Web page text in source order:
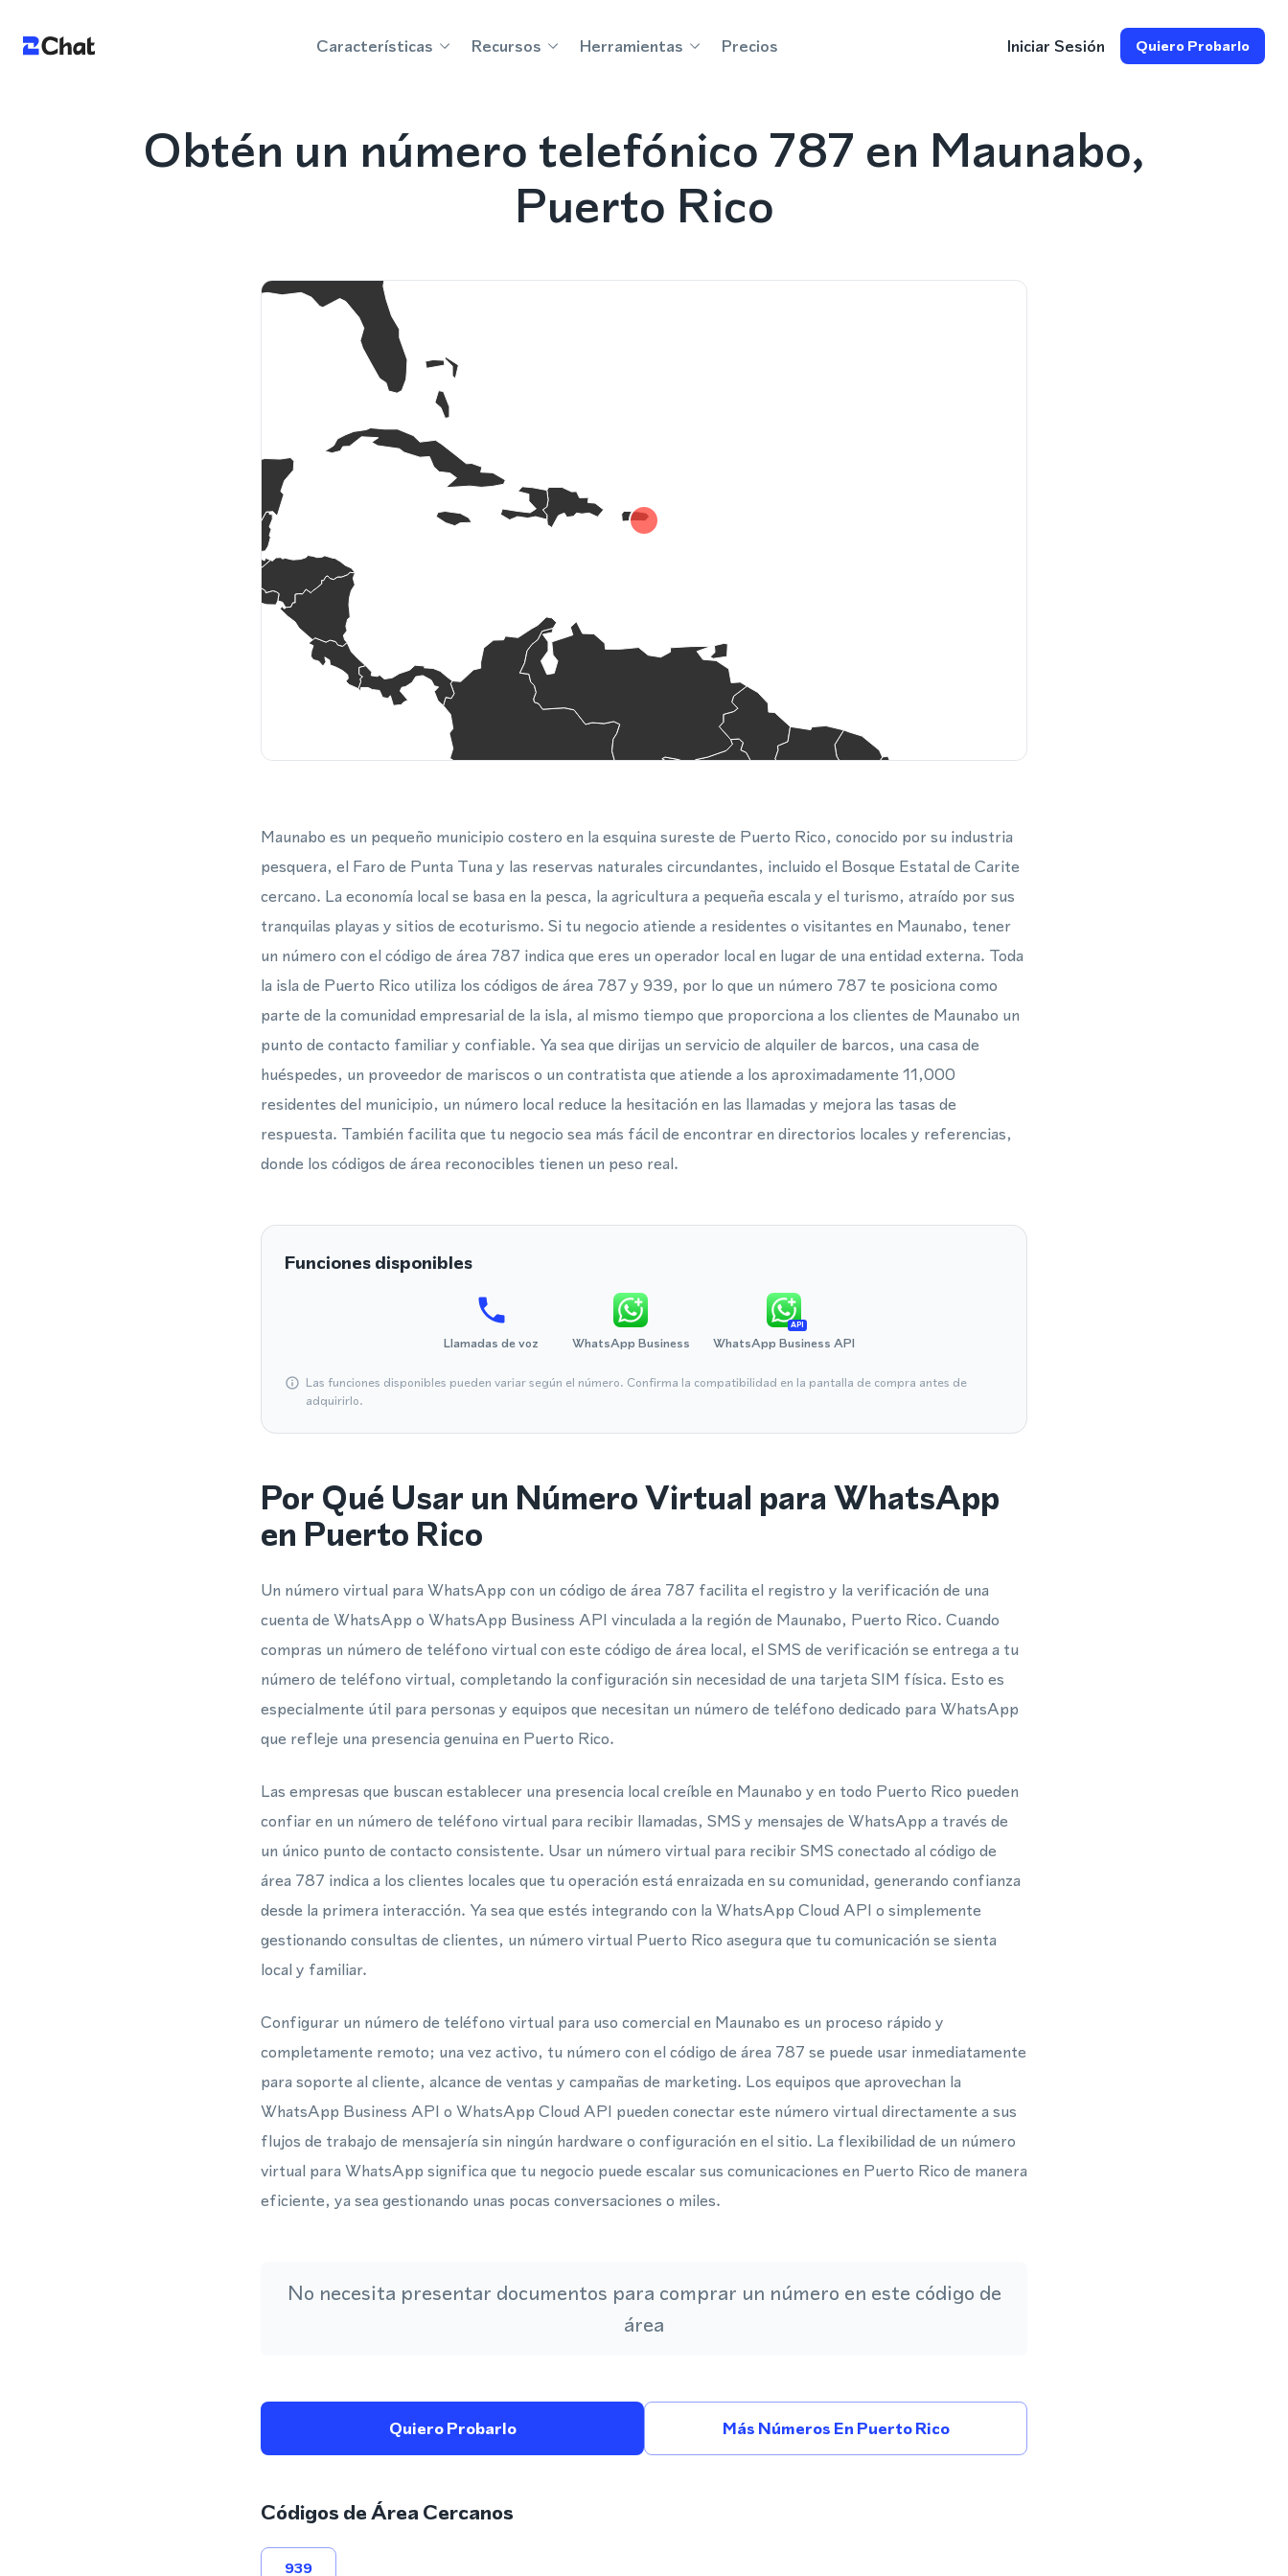
Características Recursos Herramientas Precios Iniciar Sesión Quiero Probarlo
Obtén un número telefónico 787 en Maunabo,
Puerto Rico
Maunabo es un pequeño municipio costero en la esquina sureste de Puerto Rico, conocido por su industria
pesquera, el Faro de Punta Tuna y las reservas naturales circundantes, incluido el Bosque Estatal de Carite
cercano. La economía local se basa en la pesca, la agricultura a pequeña escala y el turismo, atraído por sus
tranquilas playas y sitios de ecoturismo. Si tu negocio atiende a residentes o visitantes en Maunabo, tener
un número con el código de área 787 indica que eres un operador local en lugar de una entidad externa. Toda
la isla de Puerto Rico utiliza los códigos de área 787 y 939, por lo que un número 787 te posiciona como
parte de la comunidad empresarial de la isla, al mismo tiempo que proporciona a los clientes de Maunabo un
punto de contacto familiar y confiable. Ya sea que dirijas un servicio de alquiler de barcos, una casa de
huéspedes, un proveedor de mariscos o un contratista que atiende a los aproximadamente 11,000
residentes del municipio, un número local reduce la hesitación en las llamadas y mejora las tasas de
respuesta. También facilita que tu negocio sea más fácil de encontrar en directorios locales y referencias,
donde los códigos de área reconocibles tienen un peso real.
Funciones disponibles
Llamadas de voz WhatsApp Business
API
WhatsApp Business API
Las funciones disponibles pueden variar según el número. Confirma la compatibilidad en la pantalla de compra antes de
adquirirlo.
Por Qué Usar un Número Virtual para WhatsApp
en Puerto Rico
Un número virtual para WhatsApp con un código de área 787 facilita el registro y la verificación de una
cuenta de WhatsApp o WhatsApp Business API vinculada a la región de Maunabo, Puerto Rico. Cuando
compras un número de teléfono virtual con este código de área local, el SMS de verificación se entrega a tu
número de teléfono virtual, completando la configuración sin necesidad de una tarjeta SIM física. Esto es
especialmente útil para personas y equipos que necesitan un número de teléfono dedicado para WhatsApp
que refleje una presencia genuina en Puerto Rico.
Las empresas que buscan establecer una presencia local creíble en Maunabo y en todo Puerto Rico pueden
confiar en un número de teléfono virtual para recibir llamadas, SMS y mensajes de WhatsApp a través de
un único punto de contacto consistente. Usar un número virtual para recibir SMS conectado al código de
área 787 indica a los clientes locales que tu operación está enraizada en su comunidad, generando confianza
desde la primera interacción. Ya sea que estés integrando con la WhatsApp Cloud API o simplemente
gestionando consultas de clientes, un número virtual Puerto Rico asegura que tu comunicación se sienta
local y familiar.
Configurar un número de teléfono virtual para uso comercial en Maunabo es un proceso rápido y
completamente remoto; una vez activo, tu número con el código de área 787 se puede usar inmediatamente
para soporte al cliente, alcance de ventas y campañas de marketing. Los equipos que aprovechan la
WhatsApp Business API o WhatsApp Cloud API pueden conectar este número virtual directamente a sus
flujos de trabajo de mensajería sin ningún hardware o configuración en el sitio. La flexibilidad de un número
virtual para WhatsApp significa que tu negocio puede escalar sus comunicaciones en Puerto Rico de manera
eficiente, ya sea gestionando unas pocas conversaciones o miles.
No necesita presentar documentos para comprar un número en este código de
área
Quiero Probarlo Más Números En Puerto Rico
Códigos de Área Cercanos
939